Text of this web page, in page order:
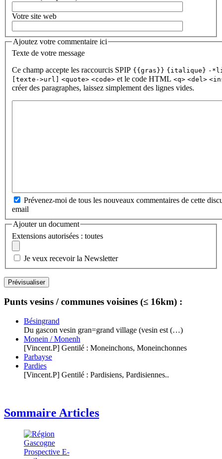
Votre site web
Ajoutez votre commentaire ici
Texte de votre message
Ce champ accepte les raccourcis SPIP {{gras}} {italique} -
[texte->url]
<quote> <code> et le code HTML <q> <del>
créer des paragraphes, laissez simplement des lignes vides.
Prévenez-moi de tous les nouveaux commentaires de cette
email
Ajouter un document
Extensions autorisées : toutes
Je veux recevoir la Newsletter
Punts vesins / communes voisines (≤ 16km) :
Bésingrand
Du gascon vesin gran=grand village (vesin est (…)
Monein / Monenh
[Vincent.P] Gentilé : Moneinchons, Moneinchonnes
Parbayse
Pardies
[Vincent.P] Gentilé : Pardisiens, Pardisiennes..
Sommaire Articles